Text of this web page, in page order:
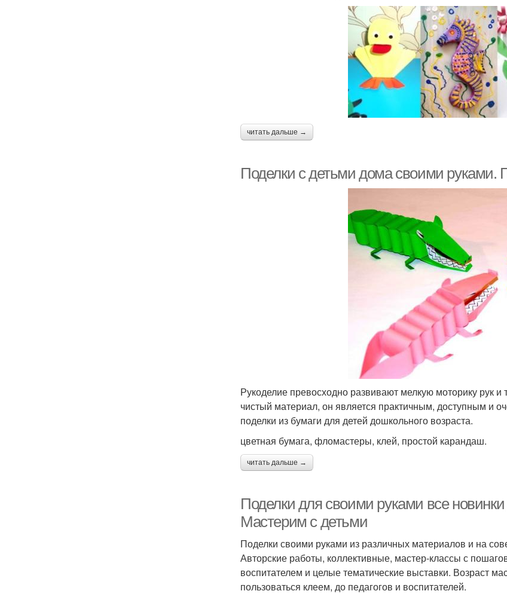
читать дальше →
Поделки с детьми дома своими руками.
Рукоделие превосходно развивают мелкую моторику рук
чистый материал, он является практичным, доступным и
поделки из бумаги для детей дошкольного возраста.
цветная бумага, фломастеры, клей, простой карандаш.
читать дальше →
Поделки для своими руками все
Мастерим с детьми
Поделки своими руками из различных материалов и на
Авторские работы, коллективные, мастер-классы с
воспитателем и целые тематические выставки. Возраст
пользоваться клеем, до педагогов и воспитателей.